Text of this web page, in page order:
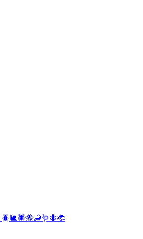
🪲🐌 🕷️🐝🦂🪱🐜🐞